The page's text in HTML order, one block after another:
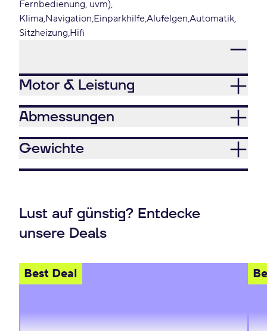
Fernbedienung, uvm)
Klima Navigation EinparkhilfeAlufelgen Automatik
Sitzheizung Hifi
Motor & Leistung
Abmessungen
Gewichte
Lust auf günstig? Entdecke
unsere Deals
Best Deal